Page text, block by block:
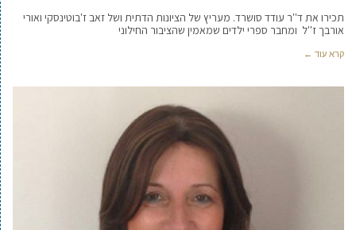
תכירו את ד''ר עודד סושרד. מעריץ של הציונות הדתית ושל זאב ז'בוטינסקי ואורי
אורבך ז''ל ומחבר ספרי ילדים שמאמין שהציבור החילוני
קרא עוד ←